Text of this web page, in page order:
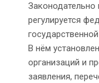
Законодательно
регулируется
В нём
организаций и
заявления,